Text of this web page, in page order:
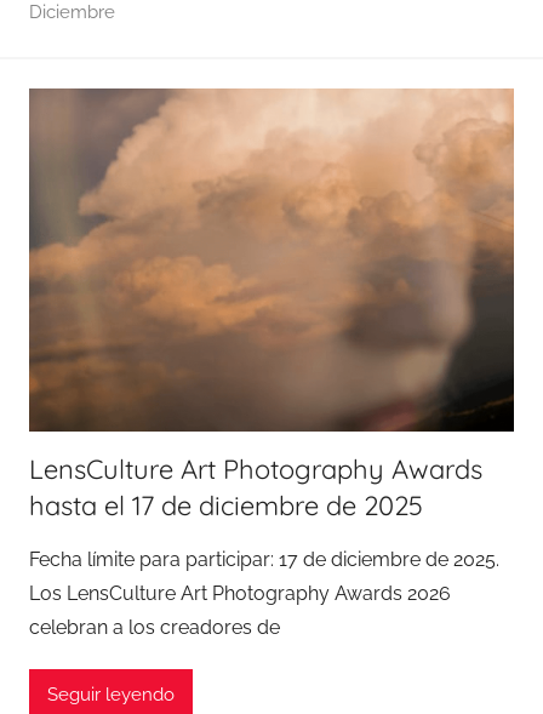
Diciembre
LensCulture Art Photography Awards
hasta el 17 de diciembre de 2025
Fecha límite para participar: 17 de diciembre de 2025.
Los LensCulture Art Photography Awards 2026
celebran a los creadores de
Seguir leyendo